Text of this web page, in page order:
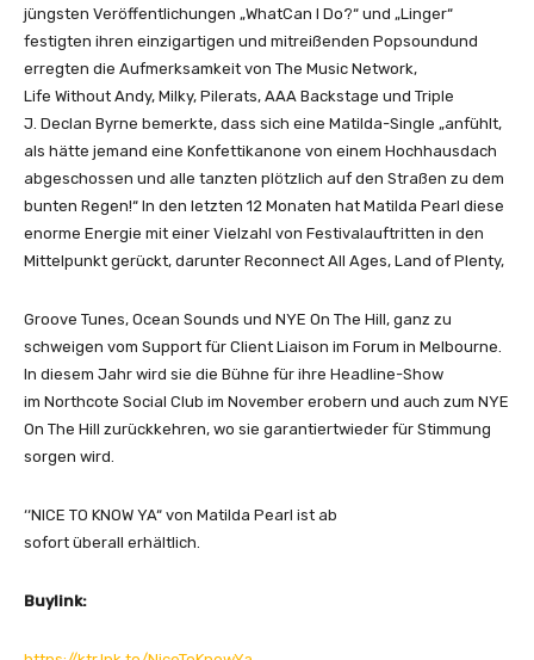
jüngsten Veröffentlichungen „WhatCan I Do?“ und „Linger“
festigten ihren einzigartigen und mitreißenden Popsoundund
erregten die Aufmerksamkeit von The Music Network,
Life Without Andy, Milky, Pilerats, AAA Backstage und Triple
J. Declan Byrne bemerkte, dass sich eine Matilda-Single „anfühlt,
als hätte jemand eine Konfettikanone von einem Hochhausdach
abgeschossen und alle tanzten plötzlich auf den Straßen zu dem
bunten Regen!“ In den letzten 12 Monaten hat Matilda Pearl diese
enorme Energie mit einer Vielzahl von Festivalauftritten in den
Mittelpunkt gerückt, darunter Reconnect All Ages, Land of Plenty,
Groove Tunes, Ocean Sounds und NYE On The Hill, ganz zu
schweigen vom Support für Client Liaison im Forum in Melbourne.
In diesem Jahr wird sie die Bühne für ihre Headline-Show
im Northcote Social Club im November erobern und auch zum NYE
On The Hill zurückkehren, wo sie garantiertwieder für Stimmung
sorgen wird.
‘‘NICE TO KNOW YA“ von Matilda Pearl ist ab
sofort überall erhältlich.
Buylink: